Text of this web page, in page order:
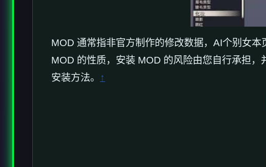
MOD 通常指非官方制作的修改数据，AI个别女
MOD 的性质，安装 MOD 的风险由您自行承担
安装方法。 ↑